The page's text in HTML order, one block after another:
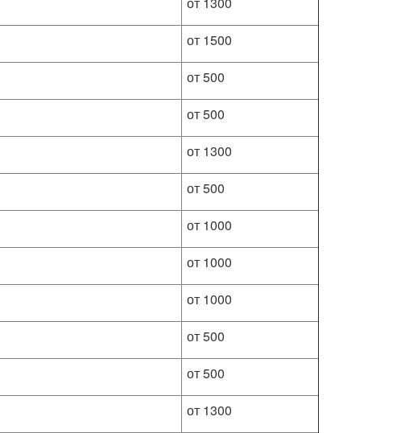
от 1500
от 500
от 500
от 1300
от 500
от 1000
от 1000
от 1000
от 500
от 500
от 1300